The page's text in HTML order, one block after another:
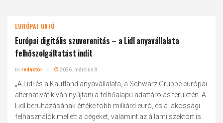
EURÓPAI UNIÓ
Európai digitális szuverenitás – a Lidl anyavállalata
felhőszolgáltatást indít
byredaktor 2026. március 8.
„A Lidl és a Kaufland anyavállalata, a Schwarz Gruppe európai
alternatívát kíván nyújtani a felhőalapú adattárolás területén. A
Lidl beruházásának értéke több milliárd euró, és a lakossági
felhasználók mellett a cégeket, valamint az állami szektort is